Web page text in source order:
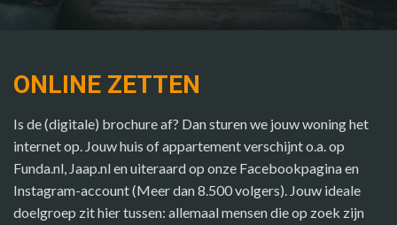
ONLINE ZETTEN
Is de (digitale) brochure af? Dan sturen we jouw woning het
internet op. Jouw huis of appartement verschijnt o.a. op
Funda.nl, Jaap.nl en uiteraard op onze Facebookpagina en
Instagram-account (Meer dan 8.500 volgers). Jouw ideale
doelgroep zit hier tussen: allemaal mensen die op zoek zijn